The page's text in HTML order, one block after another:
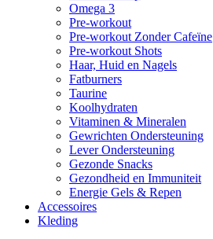
Omega 3
Pre-workout
Pre-workout Zonder Cafeïne
Pre-workout Shots
Haar, Huid en Nagels
Fatburners
Taurine
Koolhydraten
Vitaminen & Mineralen
Gewrichten Ondersteuning
Lever Ondersteuning
Gezonde Snacks
Gezondheid en Immuniteit
Energie Gels & Repen
Accessoires
Kleding